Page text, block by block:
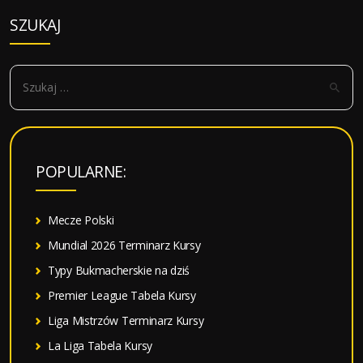
SZUKAJ
S
k
POPULARNE:
Mecze Polski
Mundial 2026 Terminarz Kursy
Typy Bukmacherskie na dziś
Premier League Tabela Kursy
Liga Mistrzów Terminarz Kursy
La Liga Tabela Kursy